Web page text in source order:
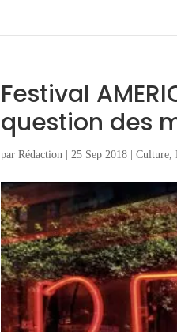
Festival
question des
parRédaction |25 Sep 2018 |Culture,